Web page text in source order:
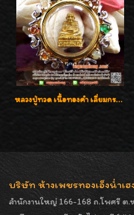
หลวงปู่ทวด เนื้อทองคำ เลี่ยมกรอบทองคำประดับเพชรแท้และพลอยนพเก้า น่ารักมากๆค่ะ
บริษัท ห้างเพชรทองเอ็งน่ำเฮ
สำนักงานใหญ่ 166-168 ถ.โพศรี ต.